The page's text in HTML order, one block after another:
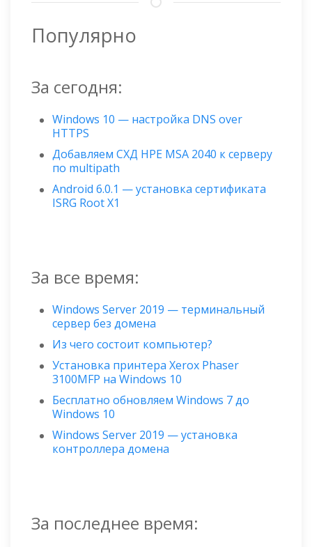
Популярно
За сегодня:
Windows 10 — настройка DNS over
HTTPS
Добавляем СХД HPE MSA 2040 к серверу
по multipath
Android 6.0.1 — установка сертификата
ISRG Root X1
За все время:
Windows Server 2019 — терминальный
сервер без домена
Из чего состоит компьютер?
Установка принтера Xerox Phaser
3100MFP на Windows 10
Бесплатно обновляем Windows 7 до
Windows 10
Windows Server 2019 — установка
контроллера домена
За последнее время: